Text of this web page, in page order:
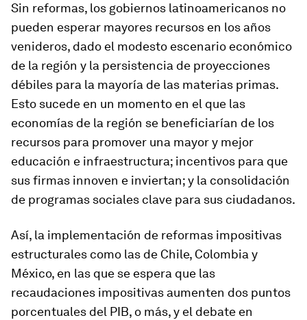
Sin reformas, los gobiernos latinoamericanos no
pueden esperar mayores recursos en los años
venideros, dado el modesto escenario económico
de la región y la persistencia de proyecciones
débiles para la mayoría de las materias primas.
Esto sucede en un momento en el que las
economías de la región se beneficiarían de los
recursos para promover una mayor y mejor
educación e infraestructura; incentivos para que
sus firmas innoven e inviertan; y la consolidación
de programas sociales clave para sus ciudadanos.
Así, la implementación de reformas impositivas
estructurales como las de Chile, Colombia y
México, en las que se espera que las
recaudaciones impositivas aumenten dos puntos
porcentuales del PIB, o más, y el debate en